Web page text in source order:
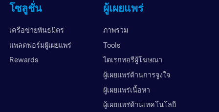
โซลูชั่น
เครือข่ายพันธมิตร
แพลตฟอร์มผู้เผยแพร่
Rewards
ผู้เผยแพร่
ภาพรวม
Tools
ไดเรกทอรีผู้โฆษณา
ผู้เผยแพร่ด้านการจูงใจ
ผู้เผยแพร่เนื้อหา
ผู้เผยแพร่ด้านเทคโนโลยี